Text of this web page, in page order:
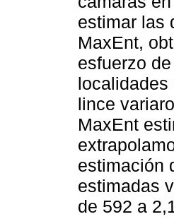
estimar las
MaxEnt,
esfuerzo
localidades
lince
MaxEnt
estimación
estimadas
de 592 a